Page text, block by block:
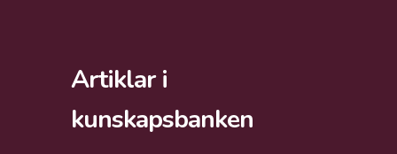
Artiklar i
kunskapsbanken